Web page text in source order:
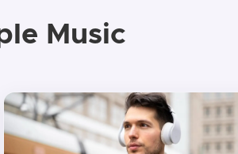
Music